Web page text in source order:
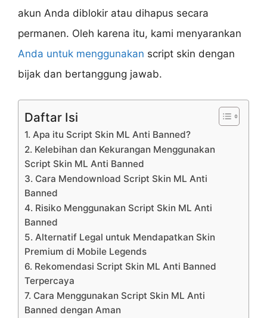
akun Anda diblokir atau dihapus secara
permanen. Oleh karena itu, kami menyarankan
Anda untuk menggunakan script skin dengan
bijak dan bertanggung jawab.
Daftar Isi
1. Apa itu Script Skin ML Anti Banned?
2. Kelebihan dan Kekurangan Menggunakan
Script Skin ML Anti Banned
3. Cara Mendownload Script Skin ML Anti
Banned
4. Risiko Menggunakan Script Skin ML Anti
Banned
5. Alternatif Legal untuk Mendapatkan Skin
Premium di Mobile Legends
6. Rekomendasi Script Skin ML Anti Banned
Terpercaya
7. Cara Menggunakan Script Skin ML Anti
Banned dengan Aman